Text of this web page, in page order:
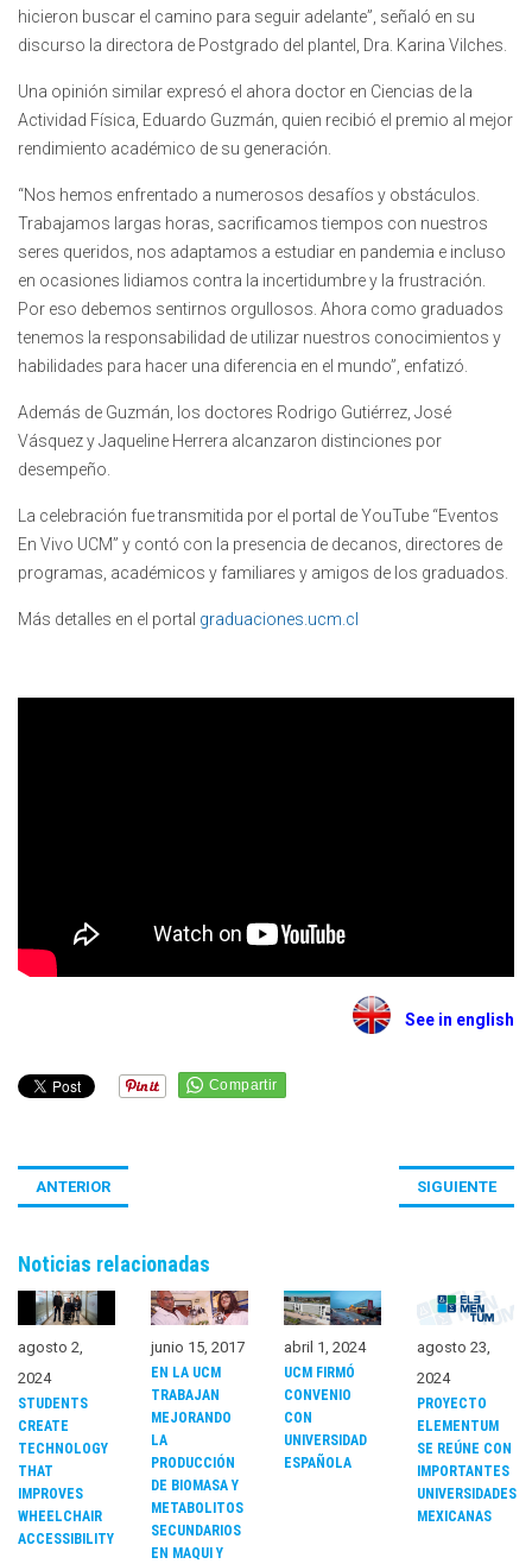
hicieron buscar el camino para seguir adelante”, señaló en su
discurso la directora de Postgrado del plantel, Dra. Karina Vilches.
Una opinión similar expresó el ahora doctor en Ciencias de la
Actividad Física, Eduardo Guzmán, quien recibió el premio al mejor
rendimiento académico de su generación.
“Nos hemos enfrentado a numerosos desafíos y obstáculos.
Trabajamos largas horas, sacrificamos tiempos con nuestros
seres queridos, nos adaptamos a estudiar en pandemia e incluso
en ocasiones lidiamos contra la incertidumbre y la frustración.
Por eso debemos sentirnos orgullosos. Ahora como graduados
tenemos la responsabilidad de utilizar nuestros conocimientos y
habilidades para hacer una diferencia en el mundo”, enfatizó.
Además de Guzmán, los doctores Rodrigo Gutiérrez, José
Vásquez y Jaqueline Herrera alcanzaron distinciones por
desempeño.
La celebración fue transmitida por el portal de YouTube “Eventos
En Vivo UCM” y contó con la presencia de decanos, directores de
programas, académicos y familiares y amigos de los graduados.
Más detalles en el portal graduaciones.ucm.cl
See in english
ANTERIOR SIGUIENTE
Noticias relacionadas
agosto 2,
2024
STUDENTS
CREATE
TECHNOLOGY
THAT
IMPROVES
WHEELCHAIR
ACCESSIBILITY
junio 15, 2017
EN LA UCM
TRABAJAN
MEJORANDO
LA
PRODUCCIÓN
DE BIOMASA Y
METABOLITOS
SECUNDARIOS
EN MAQUI Y
abril 1, 2024
UCM FIRMÓ
CONVENIO
CON
UNIVERSIDAD
ESPAÑOLA
agosto 23,
2024
PROYECTO
ELEMENTUM
SE REÚNE CON
IMPORTANTES
UNIVERSIDADES
MEXICANAS